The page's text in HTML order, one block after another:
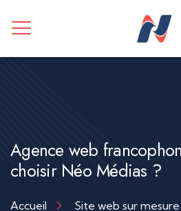
Agence web
choisir Néo Médias ?
Accueil
Site web sur mesure